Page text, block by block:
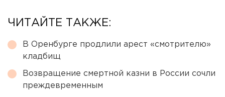
ЧИТАЙТЕ ТАКЖЕ:
В Оренбурге продлили арест «смотрителю»
кладбищ
Возвращение смертной казни в России сочли
преждевременным